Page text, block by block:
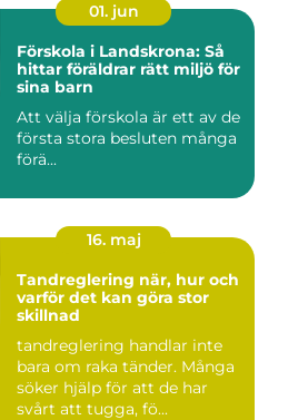
01. jun
Förskola i Landskrona: Så
hittar föräldrar rätt miljö för
sina barn
Att välja förskola är ett av de
första stora besluten många
förä...
16. maj
Tandreglering när, hur och
varför det kan göra stor
skillnad
tandreglering handlar inte
bara om raka tänder. Många
söker hjälp för att de har
svårt att tugga, fö...